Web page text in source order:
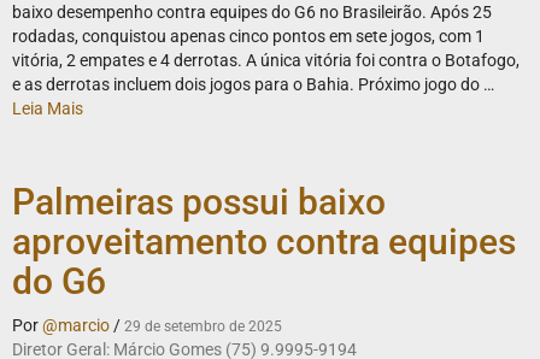
baixo desempenho contra equipes do G6 no Brasileirão. Após 25
rodadas, conquistou apenas cinco pontos em sete jogos, com 1
vitória, 2 empates e 4 derrotas. A única vitória foi contra o Botafogo,
e as derrotas incluem dois jogos para o Bahia. Próximo jogo do …
Leia Mais
Palmeiras possui baixo
aproveitamento contra equipes
do G6
Por@marcio / 29 de setembro de 2025
Diretor Geral: Márcio Gomes (75) 9.9995-9194